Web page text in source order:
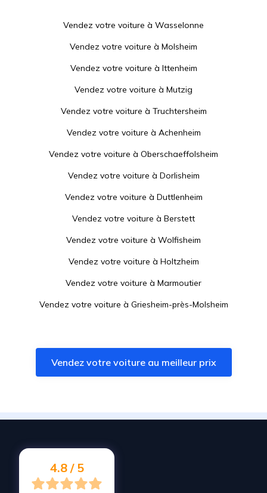
Vendez votre voiture à Wasselonne
Vendez votre voiture à Molsheim
Vendez votre voiture à Ittenheim
Vendez votre voiture à Mutzig
Vendez votre voiture à Truchtersheim
Vendez votre voiture à Achenheim
Vendez votre voiture à Oberschaeffolsheim
Vendez votre voiture à Dorlisheim
Vendez votre voiture à Duttlenheim
Vendez votre voiture à Berstett
Vendez votre voiture à Wolfisheim
Vendez votre voiture à Holtzheim
Vendez votre voiture à Marmoutier
Vendez votre voiture à Griesheim-près-Molsheim
Vendez votre voiture àOberhausbergen
Vendez votre voiture àEckbolsheim
Vendez votre voiture à
Vendez votre voiture au meilleur prix
4.8 / 5